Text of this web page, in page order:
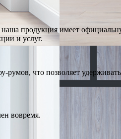
продукция имеет
и услуг.
что позволяет
вовремя.